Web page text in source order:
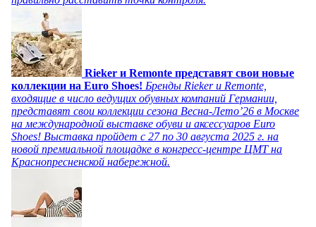
Rieker и Remonte представят свои новые
коллекции на Euro Shoes! Бренды Rieker и Remonte,
входящие в число ведущих обувных компаний Германии,
представят свои коллекции сезона Весна-Лето’26 в Москве
на международной выставке обуви и аксессуаров Euro
Shoes! Выставка пройдет c 27 по 30 августа 2025 г. на
новой премиальной площадке в конгресс-центре ЦМТ на
Краснопресненской набережной.